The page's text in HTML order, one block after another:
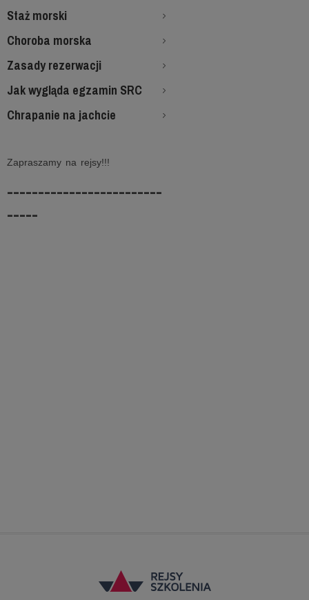
Staż morski
Choroba morska
Zasady rezerwacji
Jak wygląda egzamin SRC
Chrapanie na jachcie
Zapraszamy na rejsy!!!
-------------------------
-----